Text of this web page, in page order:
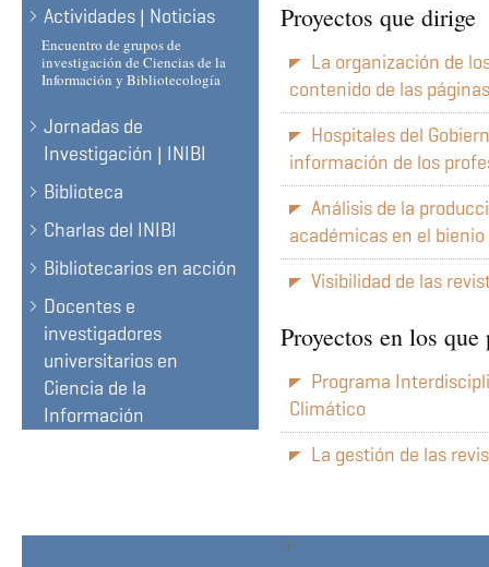
Actividades | Noticias
Encuentro de grupos de
investigación de Ciencias de la
Información y Bibliotecología
Jornadas de
Investigación | INIBI
Biblioteca
Charlas del INIBI
Bibliotecarios en acción
Docentes e
investigadores
universitarios en
Ciencia de la
Información
Proyectos que dirige
La organización de
contenido de las
Hospitales del
información de los
Análisis de la
académicas en el
Visibilidad de las
Proyectos en los
Programa
Climático
La gestión de las